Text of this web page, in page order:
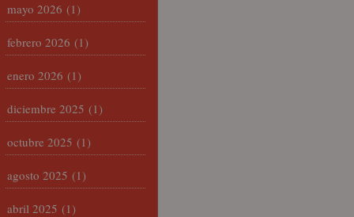
mayo 2026 (1)
febrero 2026 (1)
enero 2026 (1)
diciembre 2025 (1)
octubre 2025 (1)
agosto 2025 (1)
abril 2025 (1)